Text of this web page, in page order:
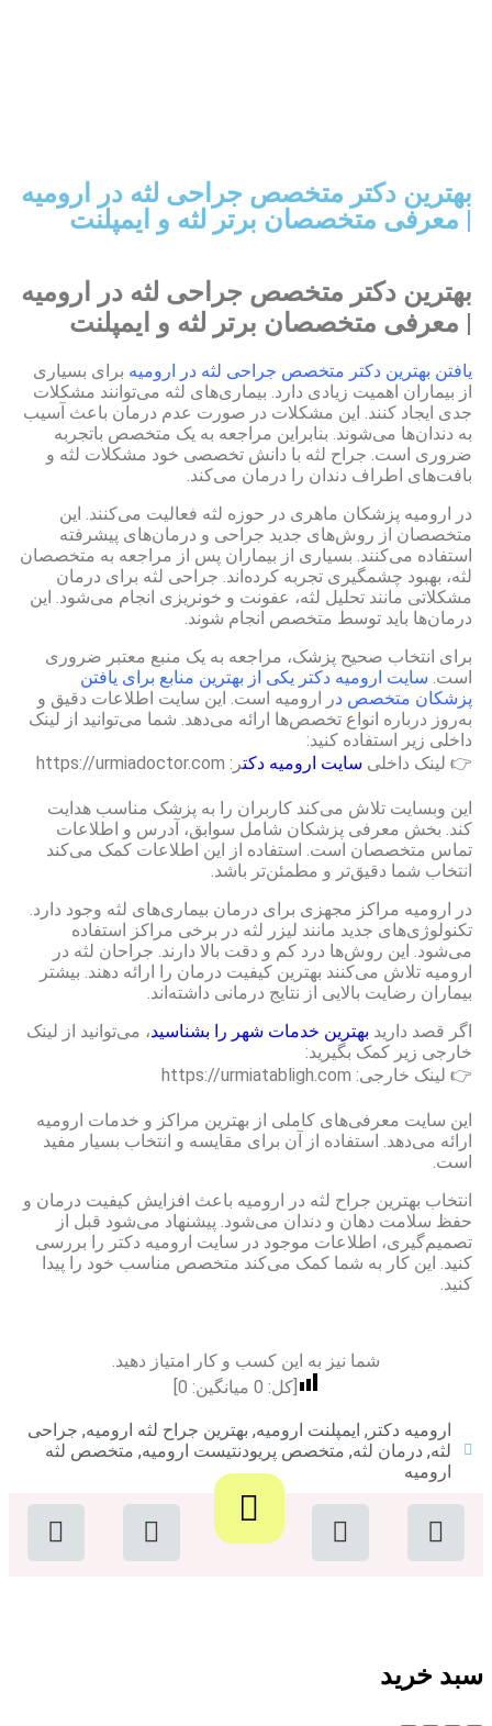
بهترین دکتر متخصص جراحی لثه در ارومیه
| معرفی متخصصان برتر لثه و ایمپلنت
بهترین دکتر متخصص جراحی لثه در ارومیه
| معرفی متخصصان برتر لثه و ایمپلنت
یافتن بهترین دکتر متخصص جراحی لثه در ارومیه برای بسیاری
از بیماران اهمیت زیادی دارد. بیماری‌های لثه می‌توانند مشکلات
جدی ایجاد کنند. این مشکلات در صورت عدم درمان باعث آسیب
به دندان‌ها می‌شوند. بنابراین مراجعه به یک متخصص باتجربه
ضروری است. جراح لثه با دانش تخصصی خود مشکلات لثه و
بافت‌های اطراف دندان را درمان می‌کند.
در ارومیه پزشکان ماهری در حوزه لثه فعالیت می‌کنند. این
متخصصان از روش‌های جدید جراحی و درمان‌های پیشرفته
استفاده می‌کنند. بسیاری از بیماران پس از مراجعه به متخصصان
لثه، بهبود چشمگیری تجربه کرده‌اند. جراحی لثه برای درمان
مشکلاتی مانند تحلیل لثه، عفونت و خونریزی انجام می‌شود. این
درمان‌ها باید توسط متخصص انجام شوند.
برای انتخاب صحیح پزشک، مراجعه به یک منبع معتبر ضروری
است. سایت ارومیه دکتر یکی از بهترین منابع برای یافتن
پزشکان متخصص در ارومیه است. این سایت اطلاعات دقیق و
به‌روز درباره انواع تخصص‌ها ارائه می‌دهد. شما می‌توانید از لینک
داخلی زیر استفاده کنید:
👉 لینک داخلی سایت ارومیه دکتر: https://urmiadoctor.com
این وبسایت تلاش می‌کند کاربران را به پزشک مناسب هدایت
کند. بخش معرفی پزشکان شامل سوابق، آدرس و اطلاعات
تماس متخصصان است. استفاده از این اطلاعات کمک می‌کند
انتخاب شما دقیق‌تر و مطمئن‌تر باشد.
در ارومیه مراکز مجهزی برای درمان بیماری‌های لثه وجود دارد.
تکنولوژی‌های جدید مانند لیزر لثه در برخی مراکز استفاده
می‌شود. این روش‌ها درد کم و دقت بالا دارند. جراحان لثه در
ارومیه تلاش می‌کنند بهترین کیفیت درمان را ارائه دهند. بیشتر
بیماران رضایت بالایی از نتایج درمانی داشته‌اند.
اگر قصد دارید بهترین خدمات شهر را بشناسید، می‌توانید از لینک
خارجی زیر کمک بگیرید:
👉 لینک خارجی: https://urmiatabligh.com
این سایت معرفی‌های کاملی از بهترین مراکز و خدمات ارومیه
ارائه می‌دهد. استفاده از آن برای مقایسه و انتخاب بسیار مفید
است.
انتخاب بهترین جراح لثه در ارومیه باعث افزایش کیفیت درمان و
حفظ سلامت دهان و دندان می‌شود. پیشنهاد می‌شود قبل از
تصمیم‌گیری، اطلاعات موجود در سایت ارومیه دکتر را بررسی
کنید. این کار به شما کمک می‌کند متخصص مناسب خود را پیدا
کنید.
شما نیز به این کسب و کار امتیاز دهید.
[کل: 0 میانگین: 0
ارومیه دکتر , ایمپلنت ارومیه, بهترین جراح لثه ارومیه, جراحی
لثه, درمان لثه, متخصص پریودنتیست ارومیه, متخصص لثه
ارومیه
سبد خرید